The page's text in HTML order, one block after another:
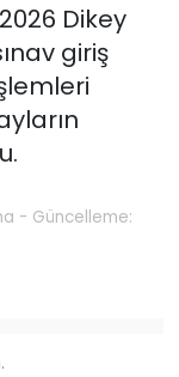
Dikey
giriş
- Güncelleme: